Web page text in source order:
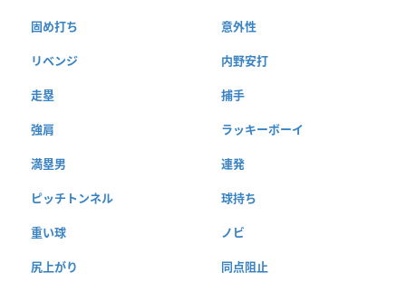
固め打ち 意外性
リベンジ 内野安打
走塁 捕手
強肩 ラッキーボーイ
満塁男 連発
ピッチトンネル 球持ち
重い球 ノビ
尻上がり 同点阻止